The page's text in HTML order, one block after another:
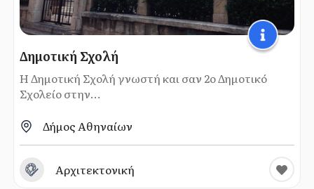
Δημοτική Σχολή
Η Δημοτική Σχολή γνωστή και σαν 2ο Δημοτικό
Σχολείο στην...
Δήμος Αθηναίων
Αρχιτεκτονική